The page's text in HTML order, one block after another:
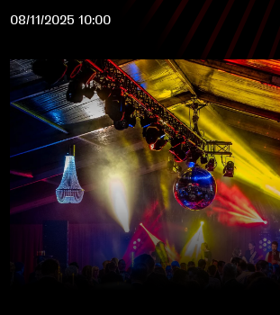
08/11/2025 10:00